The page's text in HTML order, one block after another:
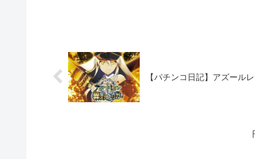
【パチンコ日記】アズール